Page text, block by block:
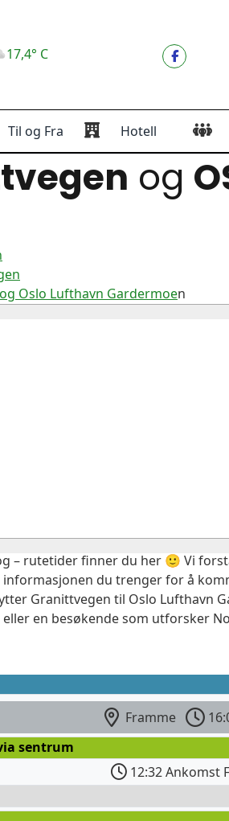
17,4° C
Til og Fra Hotell
og
Oslo Lufthavn Gardermoen
– rutetider finner du her 🙂 Vi
du trenger for å
Granittvegen til Oslo Lufthavn
en besøkende som utforsker
Framme
sentrum
12:32 Ankomst